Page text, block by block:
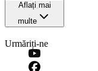
Aflați mai
multe
Urmăriți-ne